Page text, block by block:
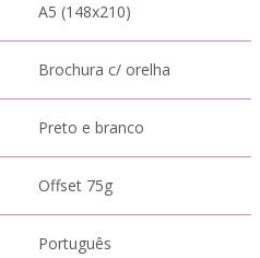
A5 (148x210)
Brochura c/ orelha
Preto e branco
Offset 75g
Português